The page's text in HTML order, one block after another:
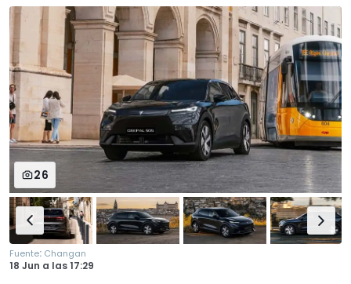
26
Fuente: Changan
18 Jun a las17:29